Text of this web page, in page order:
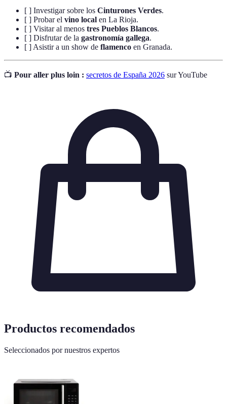
[ ] Investigar sobre los Cinturones Verdes.
[ ] Probar el vino local en La Rioja.
[ ] Visitar al menos tres Pueblos Blancos.
[ ] Disfrutar de la gastronomía gallega.
[ ] Asistir a un show de flamenco en Granada.
📺 Pour aller plus loin : secretos de España 2026 sur YouTube
Productos recomendados
Seleccionados por nuestros expertos